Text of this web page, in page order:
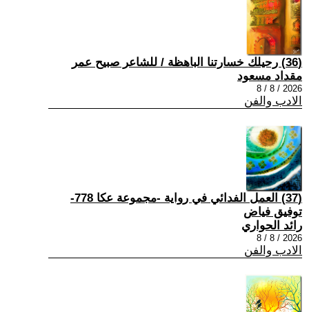
(36) رحيلك خسارتنا الباهظة / للشاعر صبيح عمر
مقداد مسعود
2026 / 8 / 8
الادب والفن
(37) العمل الفدائي في رواية -مجموعة عكا 778-
توفيق فياض
رائد الحواري
2026 / 8 / 8
الادب والفن